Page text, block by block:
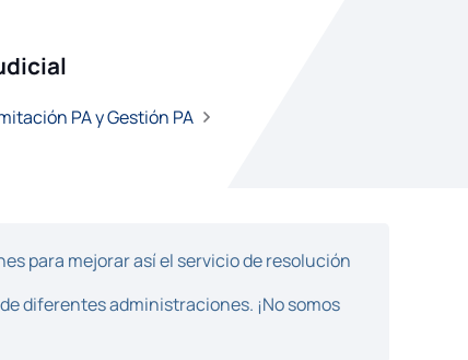
PA y Gestión PA
para mejorar así el servicio de resolución
diferentes administraciones. ¡No somos